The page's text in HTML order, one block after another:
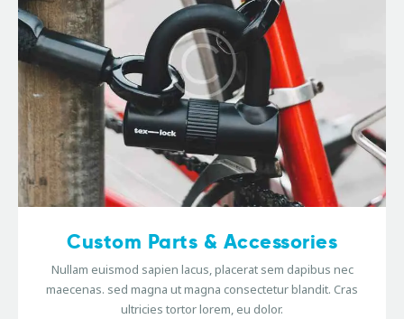
Custom Parts & Accessories
Nullam euismod sapien lacus, placerat sem dapibus nec
maecenas. sed magna ut magna consectetur blandit. Cras
ultricies tortor lorem, eu dolor.